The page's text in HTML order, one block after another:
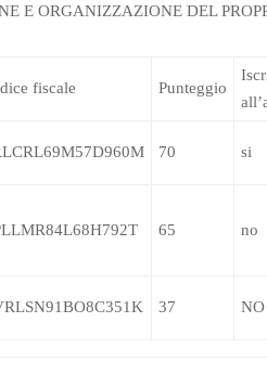
E ORGANIZZAZIONE DEL
fiscale Punteggio
70 si
65 no
37 NO